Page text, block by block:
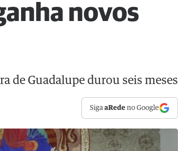
novos
de Guadalupe durou seis meses
SigaaRede no Google